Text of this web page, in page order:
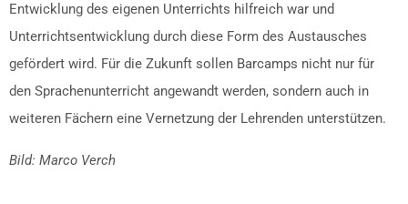
Entwicklung des eigenen Unterrichts hilfreich war und
Unterrichtsentwicklung durch diese Form des Austausches
gefördert wird. Für die Zukunft sollen Barcamps nicht nur für
den Sprachenunterricht angewandt werden, sondern auch in
weiteren Fächern eine Vernetzung der Lehrenden unterstützen.
Bild: Marco Verch